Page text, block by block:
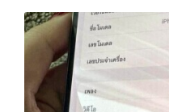
ถือ.com” เราเข้าใจดีว่าอุปกรณ์แต่
ทรัพย์สินที่มีมูลค่า คุณอาจต้องการ
มอบบริการประเมินสภาพเครื่อง
เน้น โปร่งใส มั่นใจได้ และจ่ายเงิ
ครอบคลุมทั้ง iPhone สายใหม่-
ทุกแบรนด์ เรารับถึงแม้จะอยู่ในส
ดา บางรัก แจ้งวัฒนะ บางแค วัชร
— เรามีบริการ รับซื้อแมคบุค,รับซื้
ซื้อมือถือ หรือ รับซื้อแท็บเล็ต บริก
เคียง รับซื้อโทรศัพท์เสนานิคม เร
ซื้อไอโฟน, รับซื้อไอแพด, รับซื้อมื
ทั่วกรุงเทพ… รับซื้อโทรศัพท์เสน